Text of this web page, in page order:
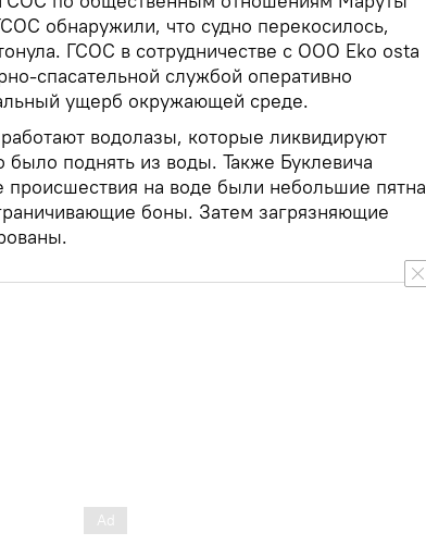
обнаружили, что судно перекосилось,
ГСОС в сотрудничестве с ООО Eko osta
спасательной службой оперативно
ущерб окружающей среде.
водолазы, которые ликвидируют
поднять из воды. Также Буклевича
происшествия на воде были небольшие пятна
боны. Затем загрязняющие